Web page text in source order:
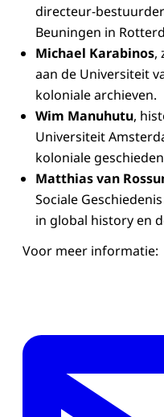
directeur-
Beuningen in
Michael Karabinos,
aan de Universiteit
koloniale archieven.
Wim Manuhutu,
Universiteit
koloniale
Matthias van
Sociale
in global history en
Voor meer informatie: